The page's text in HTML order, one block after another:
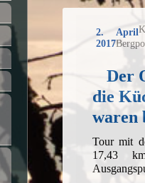
2. April
2017
Der
die
waren
Tour mit
17,43